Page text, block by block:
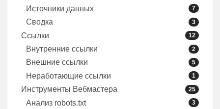
Источники данных 7
Сводка 3
Ссылки 12
Внутренние ссылки 2
Внешние ссылки 5
Неработающие ссылки 1
Инструменты Вебмастера 25
Анализ robots.txt 3